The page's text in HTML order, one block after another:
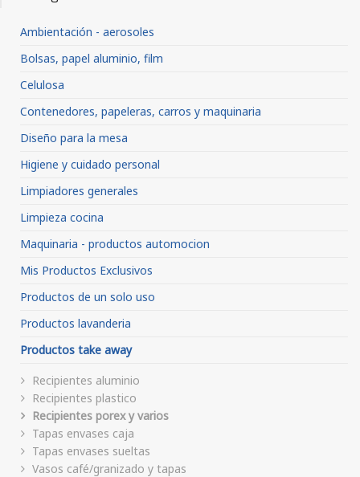
Ambientación - aerosoles
Bolsas, papel aluminio, film
Celulosa
Contenedores, papeleras, carros y maquinaria
Diseño para la mesa
Higiene y cuidado personal
Limpiadores generales
Limpieza cocina
Maquinaria - productos automocion
Mis Productos Exclusivos
Productos de un solo uso
Productos lavanderia
Productos take away
Recipientes aluminio
Recipientes plastico
Recipientes porex y varios
Tapas envases caja
Tapas envases sueltas
Vasos café/granizado y tapas